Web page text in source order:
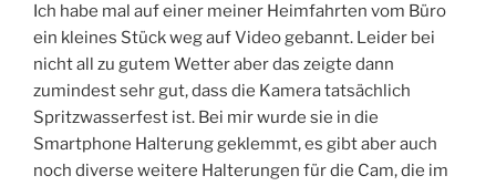
Ich habe mal auf einer meiner Heimfahrten vom Büro
ein kleines Stück weg auf Video gebannt. Leider bei
nicht all zu gutem Wetter aber das zeigte dann
zumindest sehr gut, dass die Kamera tatsächlich
Spritzwasserfest ist. Bei mir wurde sie in die
Smartphone Halterung geklemmt, es gibt aber auch
noch diverse weitere Halterungen für die Cam, die im